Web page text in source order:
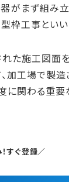
がまず組み
枠工事といい
た施工図面
加工場で製
関わる重要
すぐ登録／